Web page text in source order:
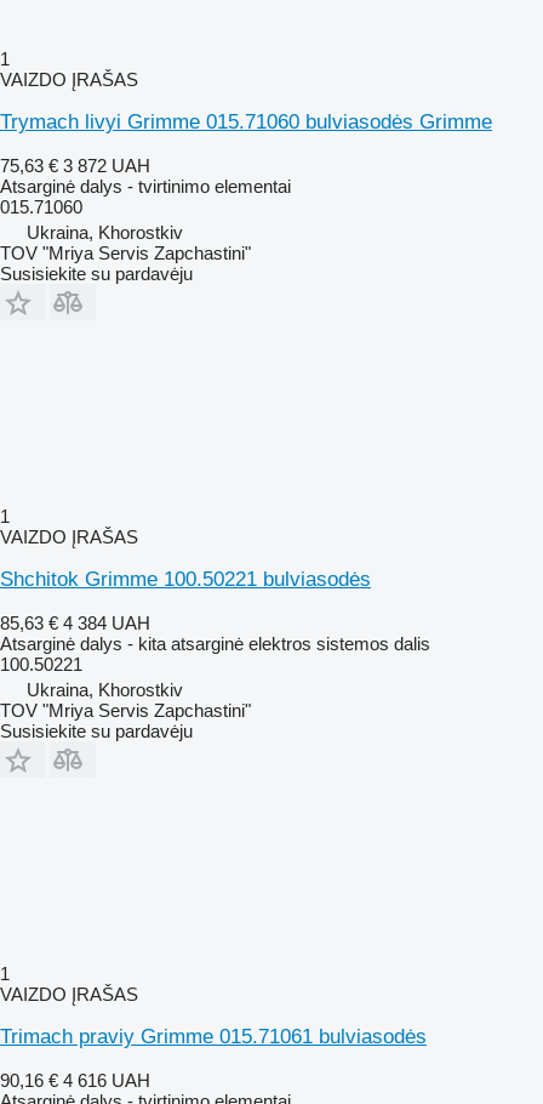
1
VAIZDO ĮRAŠAS
Trymach livyi Grimme 015.71060 bulviasodės Grimme
75,63 € 3 872 UAH
Atsarginė dalys - tvirtinimo elementai
015.71060
Ukraina, Khorostkiv
TOV "Mriya Servis Zapchastini"
Susisiekite su pardavėju
1
VAIZDO ĮRAŠAS
Shchitok Grimme 100.50221 bulviasodės
85,63 € 4 384 UAH
Atsarginė dalys - kita atsarginė elektros sistemos dalis
100.50221
Ukraina, Khorostkiv
TOV "Mriya Servis Zapchastini"
Susisiekite su pardavėju
1
VAIZDO ĮRAŠAS
Trimach praviy Grimme 015.71061 bulviasodės
90,16 € 4 616 UAH